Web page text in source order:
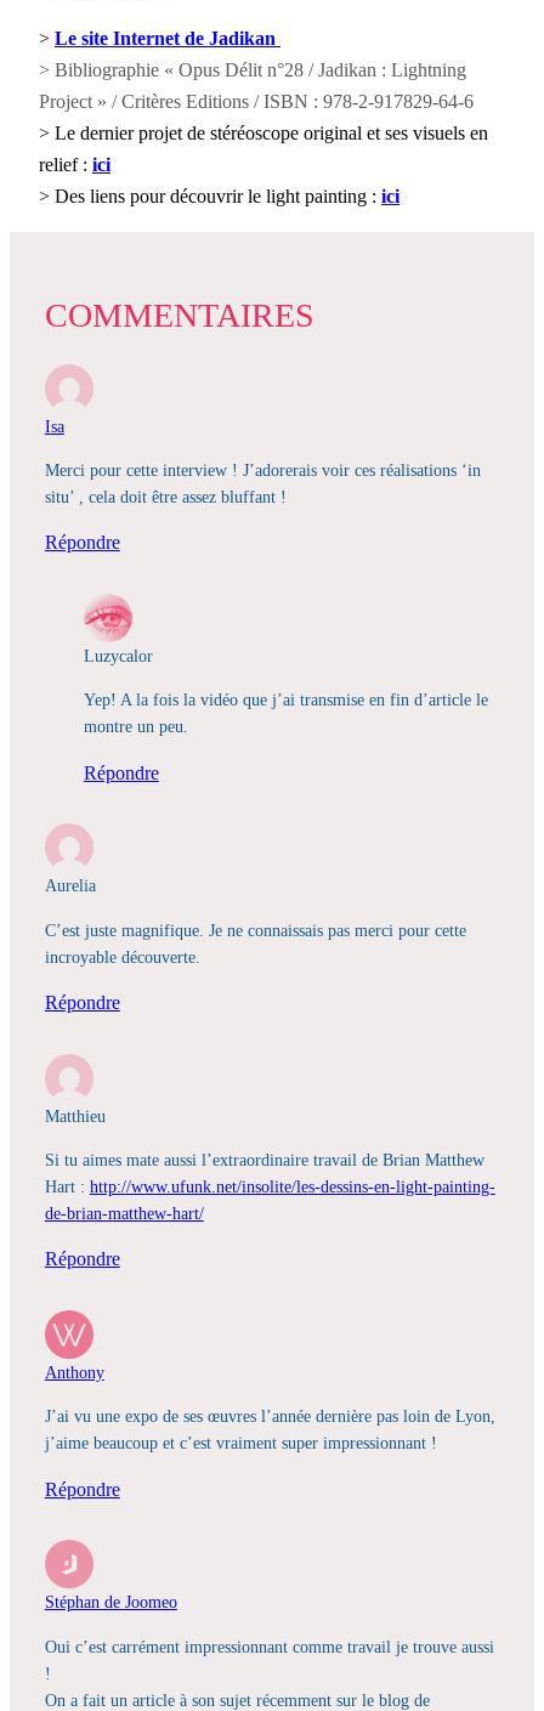
> Le site Internet de Jadikan
> Bibliographie « Opus Délit n°28 / Jadikan : Lightning
Project » / Critères Editions / ISBN : 978-2-917829-64-6
> Le dernier projet de stéréoscope original et ses visuels en
relief : ici
> Des liens pour découvrir le light painting : ici
COMMENTAIRES
Isa
Merci pour cette interview ! J’adorerais voir ces réalisations ‘in
situ’ , cela doit être assez bluffant !
Répondre
Luzycalor
Yep! A la fois la vidéo que j’ai transmise en fin d’article le
montre un peu.
Répondre
Aurelia
C’est juste magnifique. Je ne connaissais pas merci pour cette
incroyable découverte.
Répondre
Matthieu
Si tu aimes mate aussi l’extraordinaire travail de Brian Matthew
Hart : http://www.ufunk.net/insolite/les-dessins-en-light-painting-
de-brian-matthew-hart/
Répondre
Anthony
J’ai vu une expo de ses œuvres l’année dernière pas loin de Lyon,
j’aime beaucoup et c’est vraiment super impressionnant !
Répondre
Stéphan de Joomeo
Oui c’est carrément impressionnant comme travail je trouve aussi
!
On a fait un article à son sujet récemment sur le blog de